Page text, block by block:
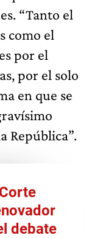
“Tanto el
como el
por el
por el solo
en que se
República”.
debate